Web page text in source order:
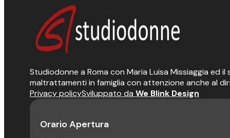
Studiodonne a Roma con Maria Luisa Missiaggia ed
maltrattamenti in famiglia con attenzione anche al
Privacy policySviluppato da We Blink Design
Orario Apertura